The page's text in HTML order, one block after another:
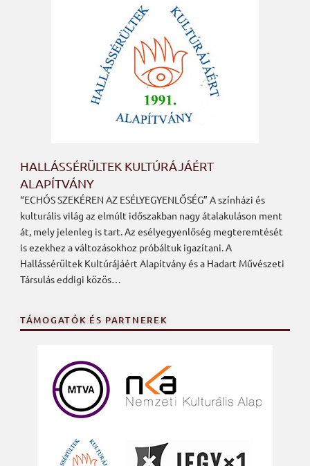
HALLÁSSÉRÜLTEK KULTÚRÁJÁÉRT
ALAPÍTVÁNY
“ECHÓS SZEKÉREN AZ ESÉLYEGYENLŐSÉG” A színházi és
kulturális világ az elmúlt időszakban nagy átalakuláson ment
át, mely jelenleg is tart. Az esélyegyenlőség megteremtését
is ezekhez a változásokhoz próbáltuk igazítani. A
Hallássérültek Kultúrájáért Alapítvány és a Hadart Művészeti
Társulás eddigi közös…
TÁMOGATÓK ÉS PARTNEREK